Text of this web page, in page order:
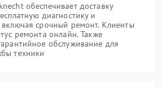
обеспечивает доставку
диагностику и
включая срочный ремонт. Клиенты
ремонта онлайн. Также
обслуживание для
техники